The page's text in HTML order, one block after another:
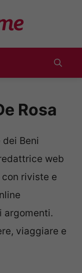
Rosa
Beni
web
riviste e
argomenti.
viaggiare e